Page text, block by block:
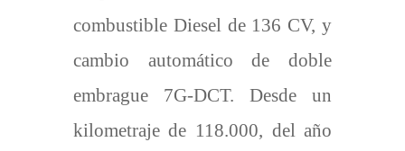
combustible Diesel de 136 CV, y
cambio automático de doble
embrague 7G-DCT. Desde un
kilometraje de 118.000, del año